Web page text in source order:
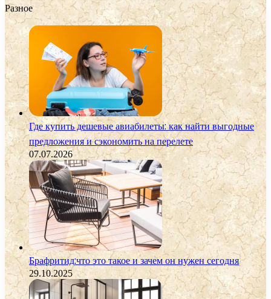
Разное
Где купить дешевые авиабилеты: как найти выгодные
предложения и сэкономить на перелете
07.07.2026
Брафритид:что это такое и зачем он нужен сегодня
29.10.2025